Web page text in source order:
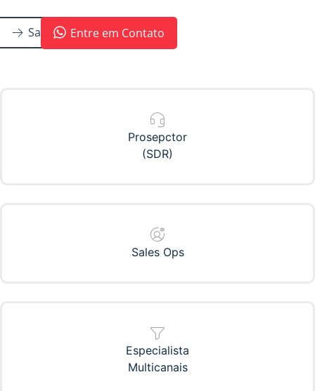
Prosepctor
(SDR)
Sales Ops
Especialista
Multicanais
Saiba MaisEntre em Contato